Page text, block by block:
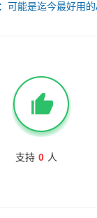
可能是迄今最好用的
支持 0 人